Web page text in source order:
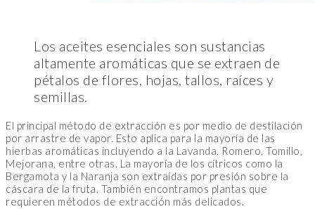
Los aceites esenciales son sustancias
altamente aromáticas que se extraen de
pétalos de flores, hojas, tallos, raíces y
semillas.
El principal método de extracción es por medio de destilación
por arrastre de vapor. Esto aplica para la mayoría de las
hierbas aromáticas incluyendo a la Lavanda, Romero, Tomillo,
Mejorana, entre otras. La mayoría de los cítricos como la
Bergamota y la Naranja son extraídas por presión sobre la
cáscara de la fruta. También encontramos plantas que
requieren métodos de extracción más delicados.